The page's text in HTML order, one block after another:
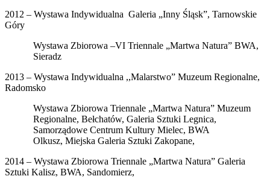
2012 – Wystawa Indywidualna Galeria „Inny Śląsk”, Tarnowskie
Góry
Wystawa Zbiorowa –VI Triennale „Martwa Natura” BWA,
Sieradz
2013 – Wystawa Indywidualna ,,Malarstwo” Muzeum Regionalne,
Radomsko
Wystawa Zbiorowa Triennale „Martwa Natura” Muzeum
Regionalne, Bełchatów, Galeria Sztuki Legnica,
Samorządowe Centrum Kultury Mielec, BWA
Olkusz, Miejska Galeria Sztuki Zakopane,
2014 – Wystawa Zbiorowa Triennale „Martwa Natura” Galeria
Sztuki Kalisz, BWA, Sandomierz,